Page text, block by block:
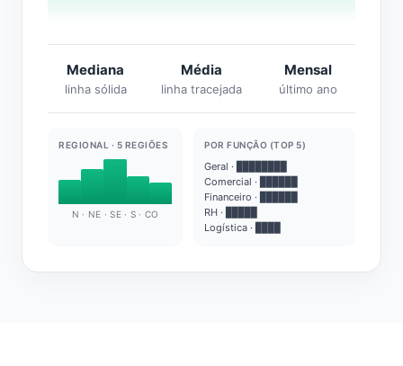
Mediana
linha sólida
Média
linha tracejada
Mensal
último ano
REGIONAL · 5 REGIÕES
N · NE · SE · S · CO
POR FUNÇÃO (TOP 5)
Geral · ████████
Comercial · ██████
Financeiro · ██████
RH · █████
Logística · ████